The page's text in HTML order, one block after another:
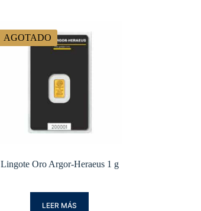
AGOTADO
Lingote Oro Argor-Heraeus 1 g
LEER MÁS